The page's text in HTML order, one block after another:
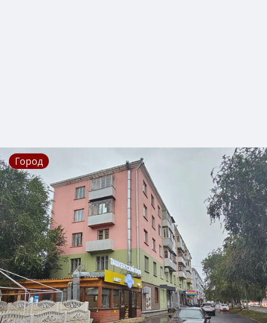
Город